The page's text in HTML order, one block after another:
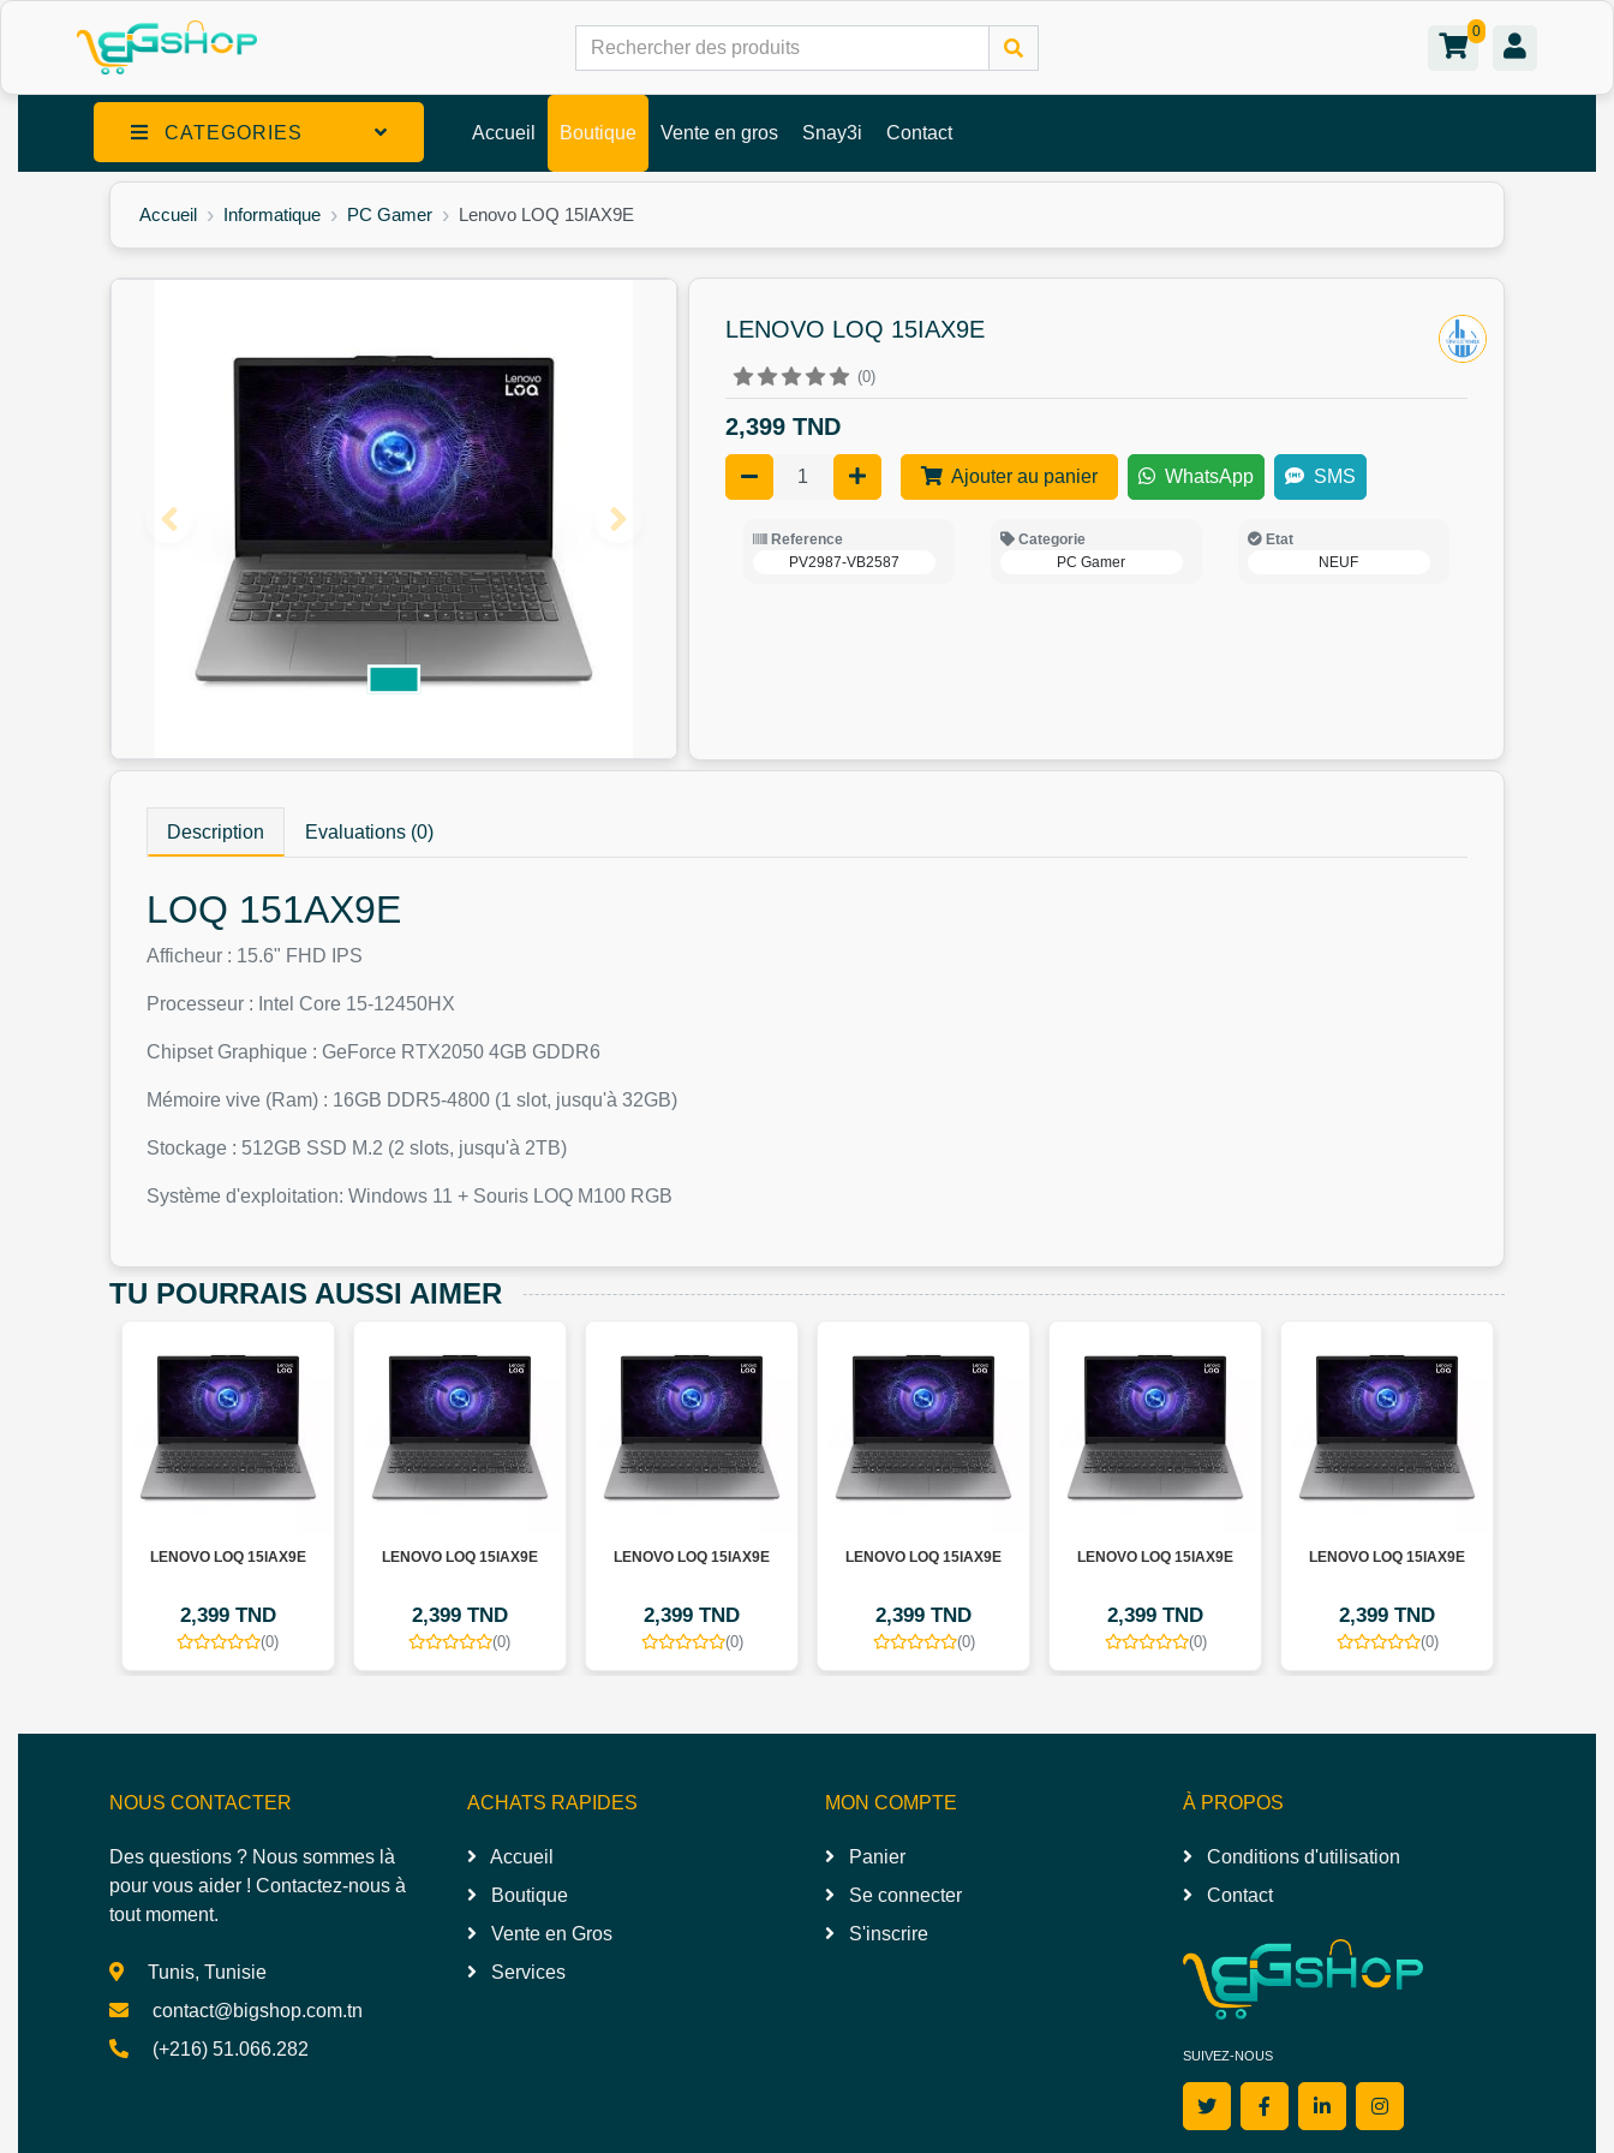
0
CATEGORIES Accueil Boutique Vente en gros Snay3i Contact
Accueil Informatique PC Gamer Lenovo LOQ 15IAX9E
LENOVO LOQ 15IAX9E
(0)
2,399 TND
Ajouter au panier WhatsApp SMS
Reference
PV2987-VB2587
Categorie
PC Gamer
Etat
NEUF
Description Evaluations (0)
LOQ 151AX9E
Afficheur : 15.6" FHD IPS
Processeur : Intel Core 15-12450HX
Chipset Graphique : GeForce RTX2050 4GB GDDR6
Mémoire vive (Ram) : 16GB DDR5-4800 (1 slot, jusqu'à 32GB)
Stockage : 512GB SSD M.2 (2 slots, jusqu'à 2TB)
Système d'exploitation: Windows 11 + Souris LOQ M100 RGB
TU POURRAIS AUSSI AIMER
LENOVO LOQ 15IAX9E
2,399 TND
(0)
LENOVO LOQ 15IAX9E
2,399 TND
(0)
LENOVO LOQ 15IAX9E
2,399 TND
(0)
LENOVO LOQ 15IAX9E
2,399 TND
(0)
LENOVO LOQ 15IAX9E
2,399 TND
(0)
LENOVO LOQ 15IAX9E
2,399 TND
(0)
NOUS CONTACTER
Des questions ? Nous sommes là
pour vous aider ! Contactez-nous à
tout moment.
Tunis, Tunisie
contact@bigshop.com.tn
(+216) 51.066.282
ACHATS RAPIDES
Accueil
Boutique
Vente en Gros
Services
MON COMPTE
Panier
Se connecter
S'inscrire
À PROPOS
Conditions d'utilisation
Contact
SUIVEZ-NOUS